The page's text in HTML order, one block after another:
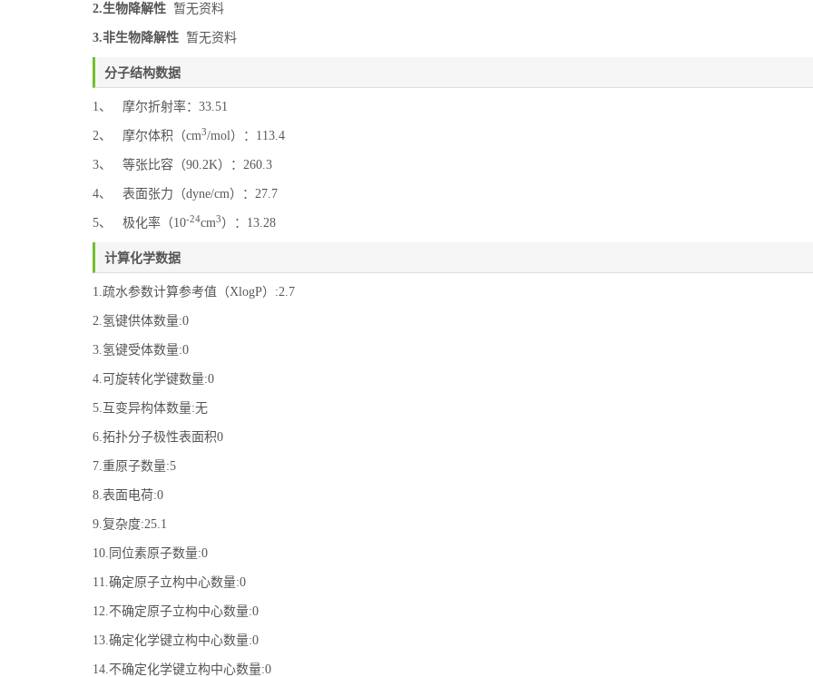
2.生物降解性 暂无资料
3.非生物降解性 暂无资料
分子结构数据
1、 摩尔折射率：33.51
2、 摩尔体积（cm3/mol）：113.4
3、 等张比容（90.2K）：260.3
4、 表面张力（dyne/cm）：27.7
5、 极化率（10-24cm3）：13.28
计算化学数据
1.疏水参数计算参考值（XlogP）:2.7
2.氢键供体数量:0
3.氢键受体数量:0
4.可旋转化学键数量:0
5.互变异构体数量:无
6.拓扑分子极性表面积0
7.重原子数量:5
8.表面电荷:0
9.复杂度:25.1
10.同位素原子数量:0
11.确定原子立构中心数量:0
12.不确定原子立构中心数量:0
13.确定化学键立构中心数量:0
14.不确定化学键立构中心数量:0